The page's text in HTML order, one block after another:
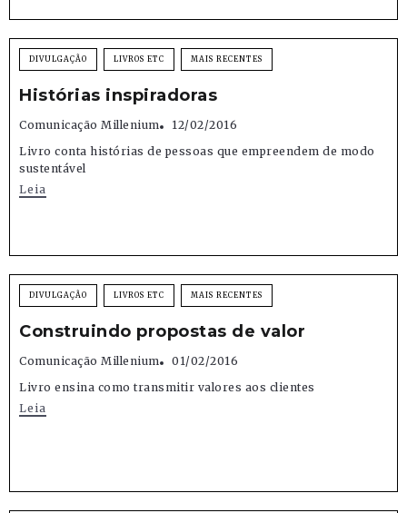
DIVULGAÇÃO LIVROS ETC MAIS RECENTES
Histórias inspiradoras
Comunicação Millenium
12/02/2016
Livro conta histórias de pessoas que empreendem de modo
sustentável
Leia
DIVULGAÇÃO LIVROS ETC MAIS RECENTES
Construindo propostas de valor
Comunicação Millenium
01/02/2016
Livro ensina como transmitir valores aos clientes
Leia